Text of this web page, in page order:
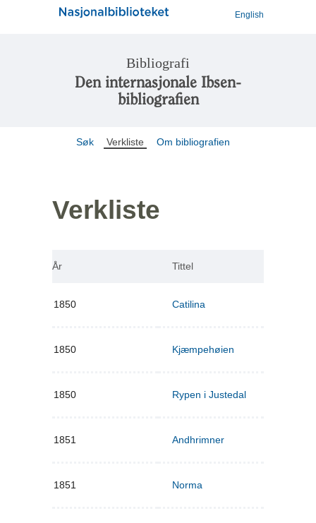
English
Bibliografi
Den internasjonale Ibsen-
bibliografien
Søk Verkliste Om bibliografien
Verkliste
År Tittel
1850 Catilina
1850 Kjæmpehøien
1850 Rypen i Justedal
1851 Andhrimner
1851 Norma